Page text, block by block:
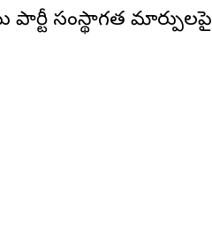
సంస్థాగత మార్పులపై